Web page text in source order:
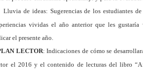
Lluvia de ideas: Sugerencias de los estudiantes de
vividas el año anterior que les gustaría
el presente año.
LECTOR: Indicaciones de cómo se
el 2016 y el contenido de lecturas del libro